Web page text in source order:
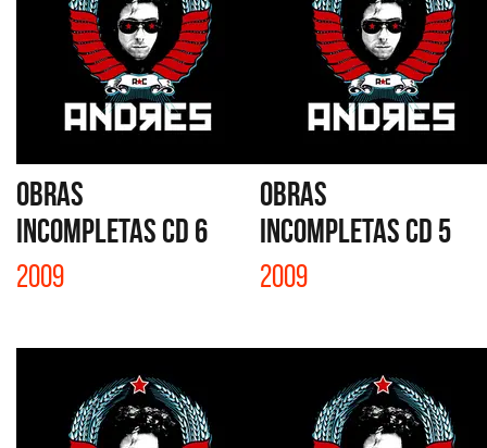
OBRAS
INCOMPLETAS CD 6
2009
OBRAS
INCOMPLETAS CD 5
2009